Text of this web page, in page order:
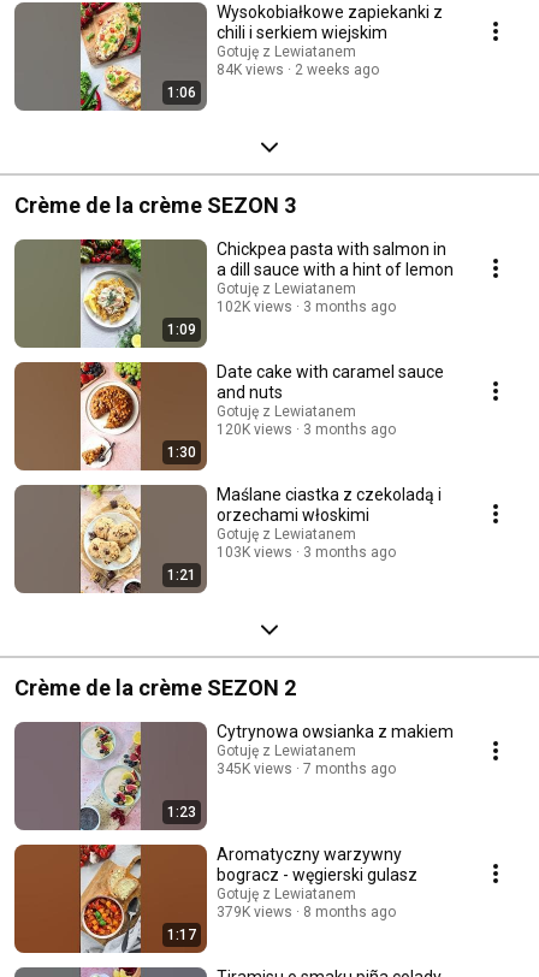
1:06
Wysokobiałkowe zapiekanki z
chili i serkiem wiejskim
Gotuję z Lewiatanem
84K views
2 weeks ago
Crème de la crème SEZON 3
1:09
Chickpea pasta with salmon in
a dill sauce with a hint of lemon
Gotuję z Lewiatanem
102K views
3 months ago
1:30
Date cake with caramel sauce
and nuts
Gotuję z Lewiatanem
120K views
3 months ago
1:21
Maślane ciastka z czekoladą i
orzechami włoskimi
Gotuję z Lewiatanem
103K views
3 months ago
Crème de la crème SEZON 2
1:23
Cytrynowa owsianka z makiem
Gotuję z Lewiatanem
345K views
7 months ago
1:17
Aromatyczny warzywny
bogracz - węgierski gulasz
Gotuję z Lewiatanem
379K views
8 months ago